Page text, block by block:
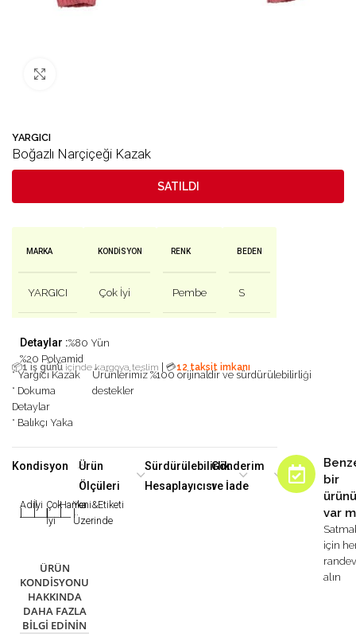
YARGICI
Boğazlı Narçiçeği Kazak
SATILDI
MARKA
YARGICI
KONDISYON
Çok İyi
RENK
Pembe
BEDEN
S
Detaylar :%80 Yün
%20 Polyamid
📦1 iş günü içinde kargoya teslim 💳12 taksit imkanı
* Yargıcı Kazak
* Dokuma
Detaylar
* Balıkçı Yaka
Ürünlerimiz %100 orijinaldir ve sürdürülebilirliği
destekler
Kondisyon
Adilİyi
|
Çok
İyi
Harika
|
Yeni&Etiketi
Üzerinde
ÜRÜN
KONDISYONU
HAKKINDA
DAHA FAZLA
BILGI EDININ
Ürün
Ölçüleri
Sürdürülebilirlik
Hesaplayıcısı
Gönderim
ve İade
bir
var
için
alın